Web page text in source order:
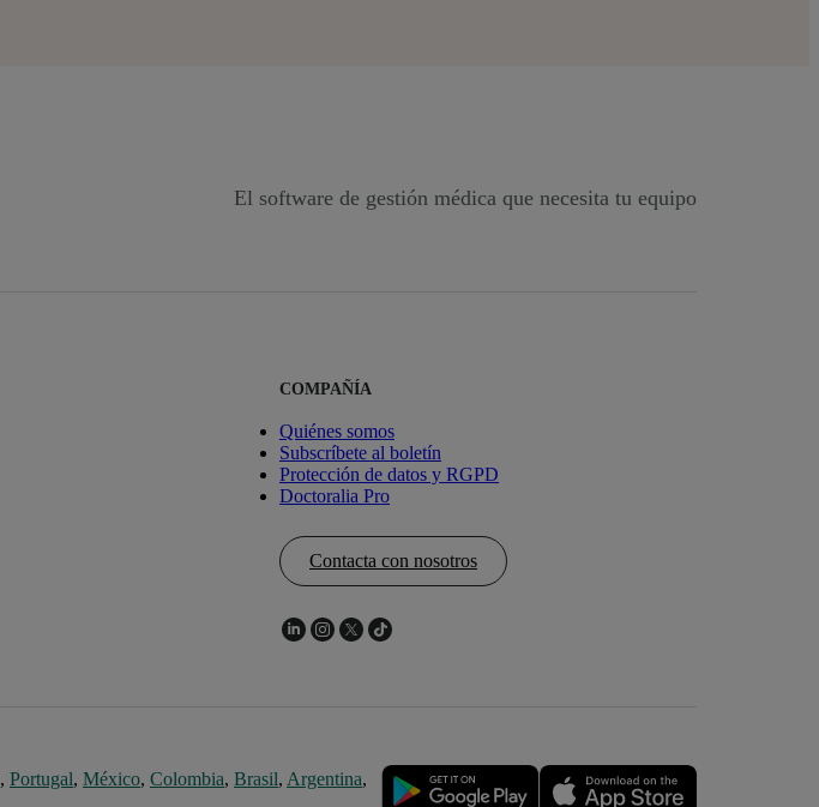
El software de gestión médica que necesita tu equipo
COMPAÑÍA
Quiénes somos
Subscríbete al boletín
Protección de datos y RGPD
Doctoralia Pro
Contacta con nosotros
, Portugal, México, Colombia, Brasil, Argentina,